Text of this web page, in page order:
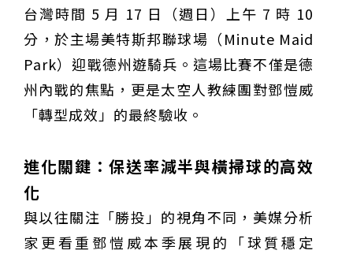
台灣時間 5 月 17 日（週日）上午 7 時 10
分，於主場美特斯邦聯球場（Minute Maid
Park）迎戰德州遊騎兵。這場比賽不僅是德
州內戰的焦點，更是太空人教練團對鄧愷威
「轉型成效」的最終驗收。
進化關鍵：保送率減半與橫掃球的高效
化
與以往關注「勝投」的視角不同，美媒分析
家更看重鄧愷威本季展現的「球質穩定